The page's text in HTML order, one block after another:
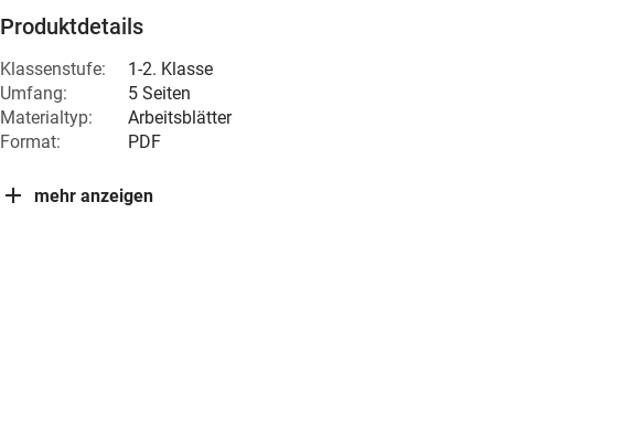
Produktdetails
Klassenstufe:
1-2. Klasse
Umfang:
5 Seiten
Materialtyp:
Arbeitsblätter
Format:
PDF
mehr anzeigen